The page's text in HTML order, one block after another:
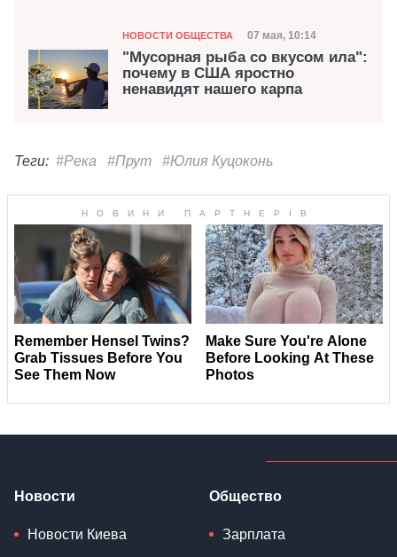
Категория
НОВОСТИ ОБЩЕСТВА Дата публикации
07 мая, 10:14
"Мусорная рыба со вкусом ила":
почему в США яростно
ненавидят нашего карпа
Теги: #Река #Прут #Юлия Куцоконь
Новости
Новости Киева
Общество
Зарплата